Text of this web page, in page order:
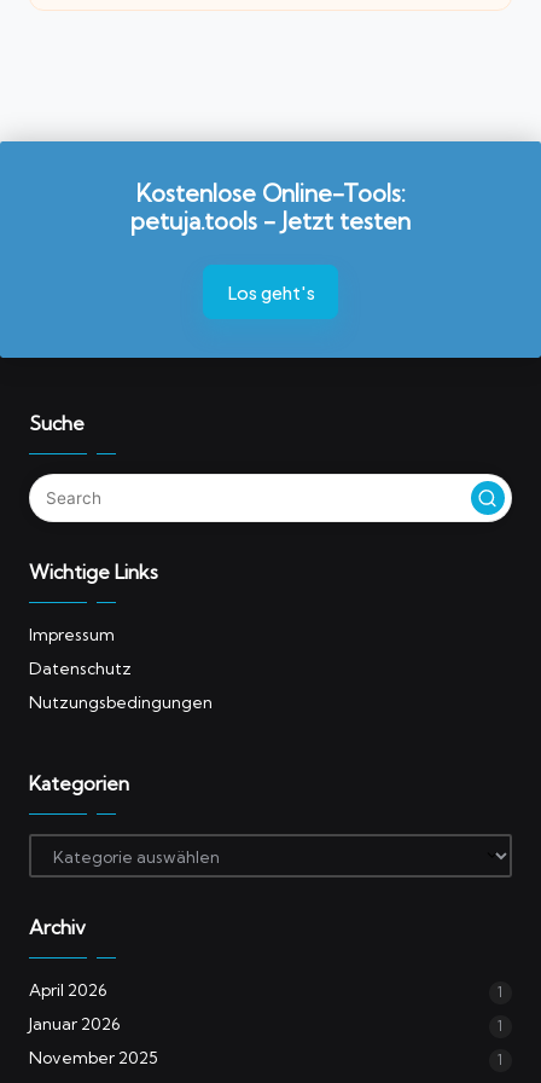
Kostenlose Online-Tools:
petuja.tools - Jetzt testen
Los geht's
Suche
Wichtige Links
Impressum
Datenschutz
Nutzungsbedingungen
Kategorien
Kategorien
Archiv
April 2026 1
Januar 2026 1
November 2025 1